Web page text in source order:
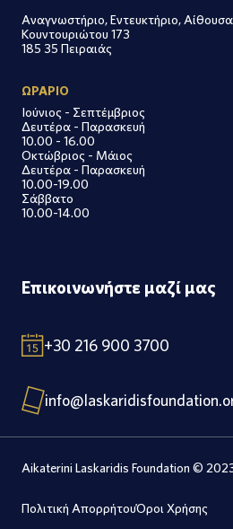
Αναγνωστήριο, Εντευκτήριο,
Κουντουριώτου 173
185 35 Πειραιάς
ΩΡΑΡΙΟ
Ιούνιος - Σεπτέμβριος
Δευτέρα - Παρασκευή
10.00 - 16.00
Οκτώβριος - Μάιος
Δευτέρα - Παρασκευή
10.00-19.00
Σάββατο
10.00-14.00
Επικοινωνήστε μαζί μας
+30 216 900 3700
Aikaterini Laskaridis Foundation ©
Πολιτική ΑπορρήτουΌροι Χρήσης